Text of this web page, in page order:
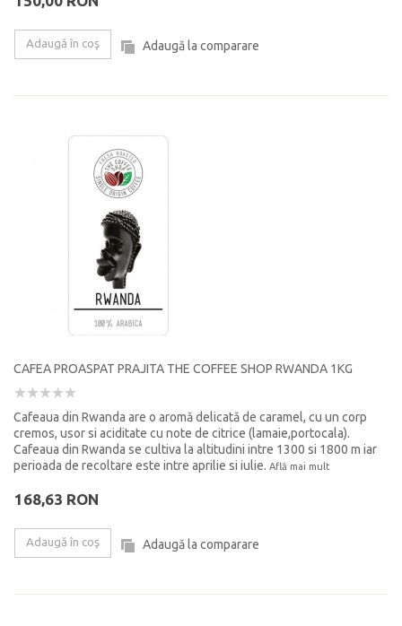
Adaugă în coş Adaugă la comparare
CAFEA PROASPAT PRAJITA THE COFFEE SHOP RWANDA 1KG
Cafeaua din Rwanda are o aromă delicată de caramel, cu un corp
cremos, usor si aciditate cu note de citrice (lamaie,portocala).
Cafeaua din Rwanda se cultiva la altitudini intre 1300 si 1800 m iar
perioada de recoltare este intre aprilie si iulie. Află mai mult
168,63 RON
Adaugă în coş Adaugă la comparare